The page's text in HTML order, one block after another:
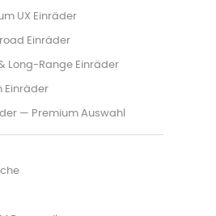
UX Einräder
Einräder
Long-Range Einräder
Einräder
— Premium Auswahl